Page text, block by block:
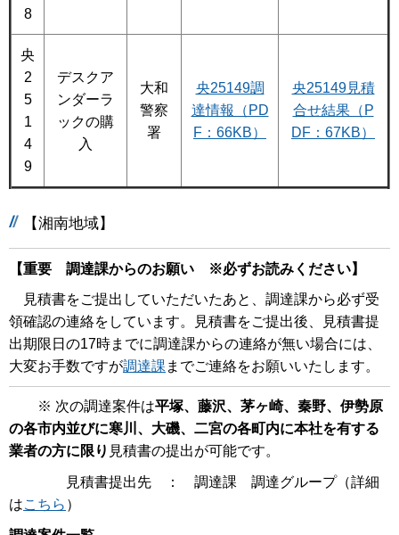
8
央
2
5
1
4
9
デスクア
ンダーラ
ックの購
入
大和
警察
署
央25149調
達情報（PD
F：66KB）
央25149見積
合せ結果（P
DF：67KB）
【湘南地域】
【重要 調達課からのお願い ※必ずお読みください】
見積書をご提出していただいたあと、調達課から必ず受
領確認の連絡をしています。見積書をご提出後、見積書提
出期限日の17時までに調達課からの連絡が無い場合には、
大変お手数ですが調達課 までご連絡をお願いいたします。
※ 次の調達案件は平塚、藤沢、茅ヶ崎、秦野、伊勢原
の各市内並びに寒川、大磯、二宮の各町内に本社を有する
業者の方に限り 見積書の提出が可能です。
見積書提出先 ： 調達課 調達グループ（詳細
はこちら ）